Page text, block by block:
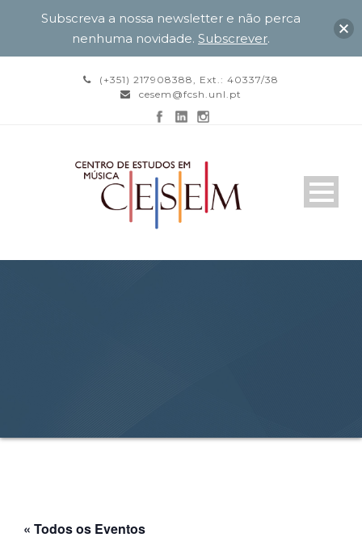
(+351) 217908388, Ext.: 40337/38
cesem@fcsh.unl.pt
« Todos os Eventos
Subscreva a nossa newsletter e não perca
nenhuma novidade. Subscrever.